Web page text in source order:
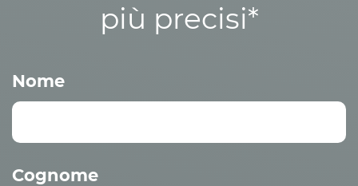
più precisi*
Nome
Cognome